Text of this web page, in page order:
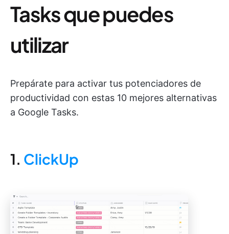
Tasks que puedes
utilizar
Prepárate para activar tus potenciadores de
productividad con estas 10 mejores alternativas
a Google Tasks.
1. ClickUp